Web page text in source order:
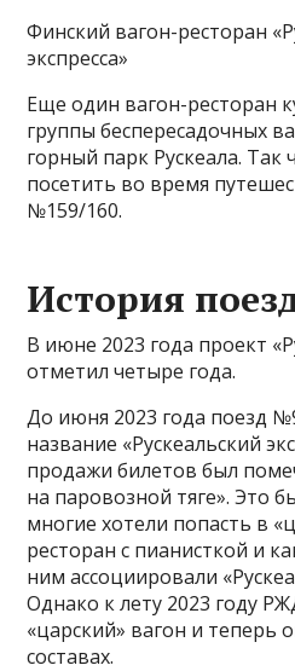
Финский вагон-ресторан
экспресса»
Еще один вагон-ресторан
группы беспересадочных
горный парк Рускеала. Так
посетить во время
№159/160.
История
В июне 2023 года проект
отметил четыре года.
До июня 2023 года поезд
название «Рускеальский
продажи билетов был
на паровозной тяге». Это
многие хотели попасть в
ресторан с пианисткой и
ним ассоциировали
Однако к лету 2023 году
«царский» вагон и теперь
составах.